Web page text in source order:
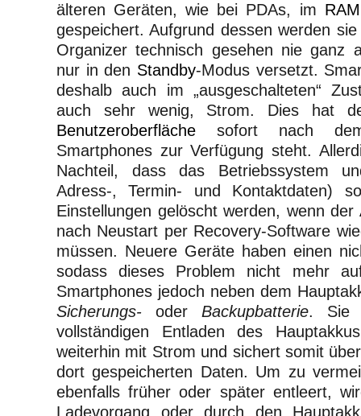
älteren Geräten, wie bei PDAs, im RAM
gespeichert. Aufgrund dessen werden
Organizer technisch gesehen nie ganz
nur in den Standby-Modus versetzt.
deshalb auch im „ausgeschalteten“
auch sehr wenig, Strom. Dies hat
Benutzeroberfläche sofort nach
Smartphones zur Verfügung steht.
Nachteil, dass das Betriebssystem
Adress-, Termin- und Kontaktdaten)
Einstellungen gelöscht werden, wenn der
nach Neustart per Recovery-Software
müssen. Neuere Geräte haben einen
sodass dieses Problem nicht mehr
Smartphones jedoch neben dem
Sicherungs- oder Backupbatterie. Sie
vollständigen Entladen des
weiterhin mit Strom und sichert somit
dort gespeicherten Daten. Um zu
ebenfalls früher oder später entleert,
Ladevorgang oder durch den